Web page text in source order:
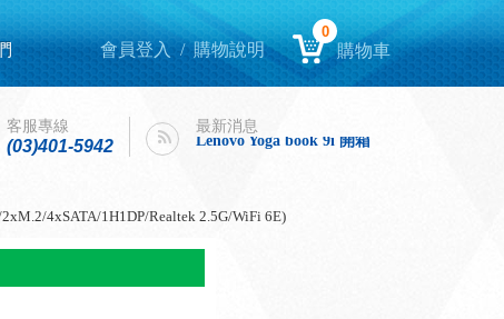
會員登入 /購物說明
0
購物車
客服專線
(03)401-5942
最新消息
Lenovo Yoga book 9i 開箱
Lenovo Yoga book 9i 開箱
4xSATA/1H1DP/Realtek 2.5G/WiFi 6E)